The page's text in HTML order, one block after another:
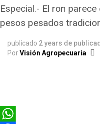
Especial.- El ron
pesos pesados
publicado 2 years de
PorVisión Agropecuaria